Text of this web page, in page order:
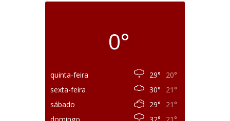
0°
quinta-feira 29°
20°
sexta-feira
30°
21°
sábado
29°
21°